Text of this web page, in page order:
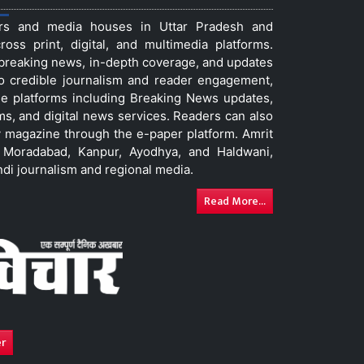
and media houses in Uttar Pradesh and
print, digital, and multimedia platforms.
news, in-depth coverage, and updates
journalism and reader engagement,
platforms including Breaking News updates,
and digital news services. Readers can also
through the e-paper platform. Amrit
Kanpur, Ayodhya, and Haldwani,
journalism and regional media.
Read More...